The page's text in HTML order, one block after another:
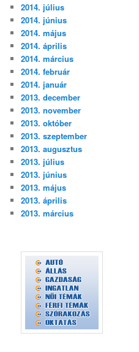
2014. július
2014. június
2014. május
2014. április
2014. március
2014. február
2014. január
2013. december
2013. november
2013. október
2013. szeptember
2013. augusztus
2013. július
2013. június
2013. május
2013. április
2013. március